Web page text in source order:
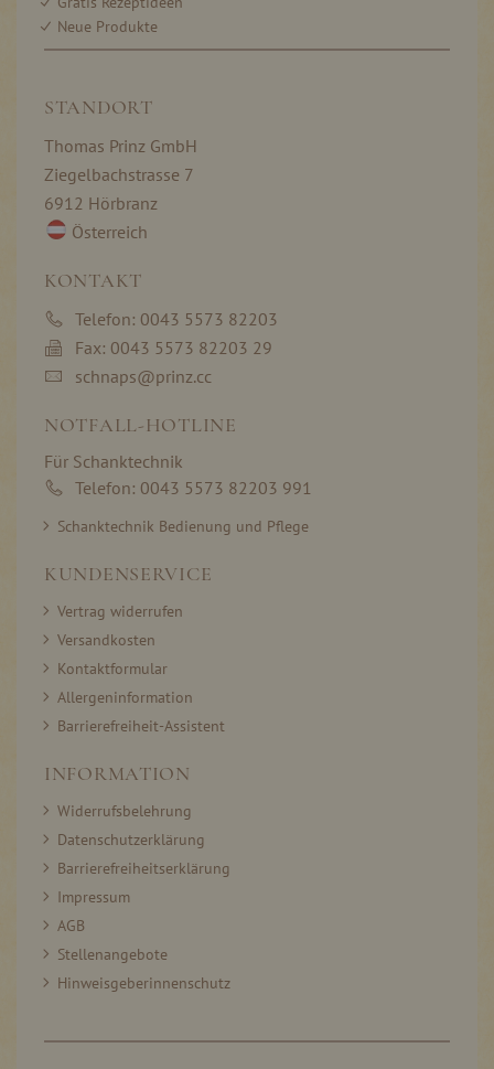
Neue Produkte
STANDORT
Thomas Prinz GmbH
Ziegelbachstrasse 7
6912 Hörbranz
Österreich
KONTAKT
Telefon: 0043 5573 82203
Fax: 0043 5573 82203 29
schnaps@prinz.cc
NOTFALL-HOTLINE
Für Schanktechnik
Telefon: 0043 5573 82203 991
Schanktechnik Bedienung und Pflege
KUNDENSERVICE
Vertrag widerrufen
Versandkosten
Kontaktformular
Allergeninformation
Barrierefreiheit-Assistent
INFORMATION
Widerrufsbelehrung
Datenschutzerklärung
Barrierefreiheitserklärung
Impressum
AGB
Stellenangebote
Hinweisgeberinnenschutz